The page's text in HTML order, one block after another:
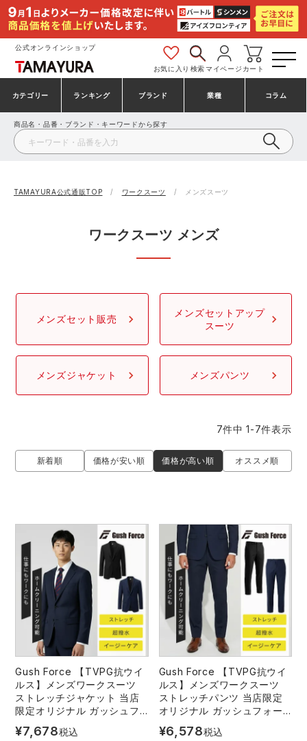
公式オンラインショップ
お気に入り 検索マイページ カート
カテゴリー
安全靴・作業靴
アウトドア・スポーツ
安全保護具
レインウェア・カッパ
ヤッケ
作業用小物・アクセサリー
鞄・バッグ
ランキング
安全靴ランキング
安全靴スニーカーランキング
シューズランキング
アウトドアウェアランキング
空調服ランキング
作業用ポロシャツランキング
作業用手袋ランキング
レインウェアランキング
アイズフロンティア ランキング
ブランド
アシックス
プーマ コンバース（CONVERSE）
バートル
アイトス株式会社
クロダルマ 桑和
おたふく手袋 マック
GUSH FORCE CUP
GDジャパン カーシーカシマ
シンメン 日進ゴム
ハイパーV 丸五
業種
建設・建築作業服
製造・工場作業服
鉄鋼・機械作業服
配達・営業作業服
DIY・日曜大工作業服
運送・倉庫作業服
清掃・ビルメンテ作業服
夜間・高視認性安全服
医療白衣・介護服
コラム
商品名・品番・ブランド・キーワードから探す
TAMAYURA公式通販TOP ワークスーツ メンズスーツ
ワークスーツ メンズ
メンズセット販売
メンズセットアップ
スーツ
メンズジャケット メンズパンツ
新着順 価格が安い順 価格が高い順 オススメ順
7件中 1-7件表示
Gush Force 【TVPG抗ウイ
ルス】メンズワークスーツ
ストレッチジャケット 当店
限定オリジナル ガッシュフ
¥7,678税込
Gush Force 【TVPG抗ウイ
ルス】メンズワークスーツ
ストレッチパンツ 当店限定
オリジナル ガッシュフォー
¥6,578税込